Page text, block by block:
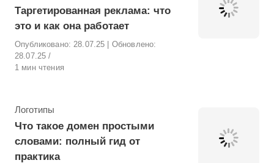
Таргетированная реклама: что
это и как она работает
Опубликовано:28.07.25
| Обновлено:
28.07.25
1 мин чтения
Рубрика
Логотипы
Что такое домен простыми
словами: полный гид от
практика